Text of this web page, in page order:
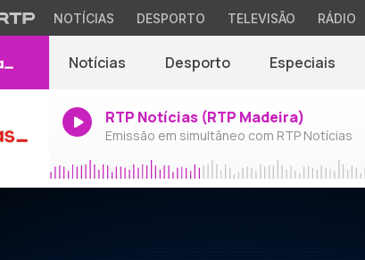
NOTÍCIAS DESPORTO TELEVISÃO RÁDIO
Notícias Desporto Especiais
RTP Notícias (RTP Madeira)
Emissão em simultâneo com RTP Notícias